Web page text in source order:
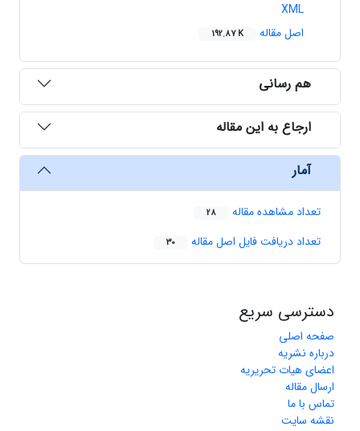
XML
اصل مقاله
192.87 K
هم رسانی
ارجاع به این مقاله
آمار
تعداد مشاهده مقاله 28
تعداد دریافت فایل اصل مقاله 30
دسترسی سریع
صفحه اصلی
درباره نشریه
اعضای هیات تحریریه
ارسال مقاله
تماس با ما
نقشه سایت